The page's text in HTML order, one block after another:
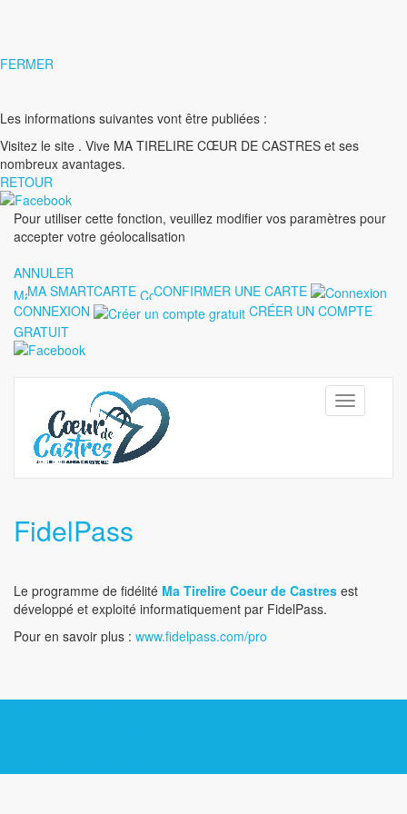
FERMER
Les informations suivantes vont être publiées :
Visitez le site . Vive MA TIRELIRE CŒUR DE CASTRES et ses
nombreux avantages.
RETOUR
Pour utiliser cette fonction, veuillez modifier vos paramètres pour
accepter votre géolocalisation
ANNULER
MA SMARTCARTE
CONFIRMER UNE CARTE
CONNEXION
CRÉER UN COMPTE
GRATUIT
Toggle
navigation
FidelPass
Le programme de fidélité Ma Tirelire Coeur de Castres est
développé et exploité informatiquement par FidelPass.
Pour en savoir plus : www.fidelpass.com/pro